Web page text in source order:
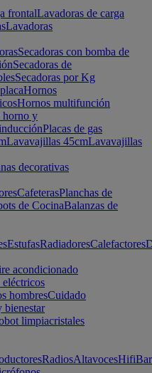
frontalLavadoras de carga
Lavadoras
Secadoras con bomba de
Secadoras de
Secadoras por Kg
Hornos
Hornos multifunción
horno y
Placas de gas
Lavavajillas 45cmLavavajillas
decorativas
CafeterasPlanchas de
de CocinaBalanzas de
EstufasRadiadoresCalefactores
acondicionado
eléctricos
hombresCuidado
bienestar
limpiacristales
RadiosAltavocesHifi